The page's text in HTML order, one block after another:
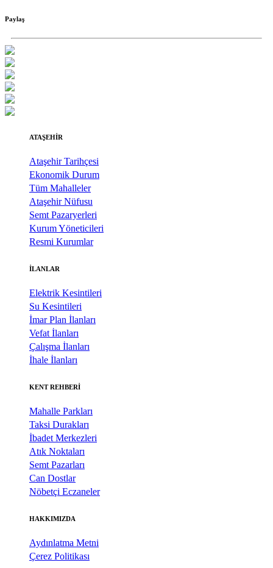
Paylaş
ATAŞEHİR
Ataşehir Tarihçesi
Ekonomik Durum
Tüm Mahalleler
Ataşehir Nüfusu
Semt Pazaryerleri
Kurum Yöneticileri
Resmi Kurumlar
İLANLAR
Elektrik Kesintileri
Su Kesintileri
İmar Plan İlanları
Vefat İlanları
Çalışma İlanları
İhale İlanları
KENT REHBERİ
Mahalle Parkları
Taksi Durakları
İbadet Merkezleri
Atık Noktaları
Semt Pazarları
Can Dostlar
Nöbetçi Eczaneler
HAKKIMIZDA
Aydınlatma Metni
Çerez Politikası